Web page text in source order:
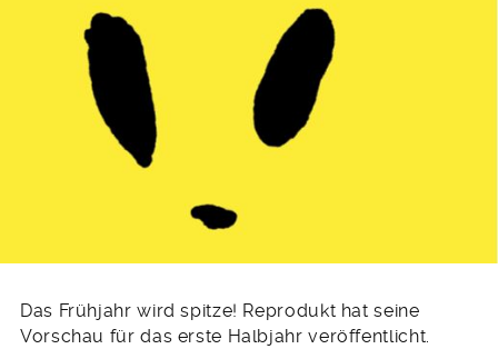
Das Frühjahr wird spitze! Reprodukt hat seine
Vorschau für das erste Halbjahr veröffentlicht.